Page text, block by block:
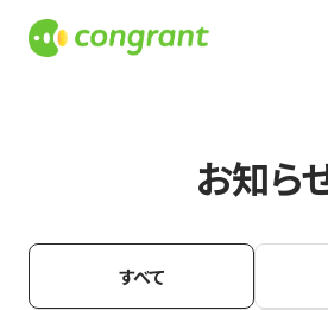
お知ら
すべて